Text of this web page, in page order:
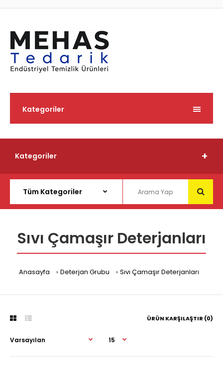
Kategoriler
Kategoriler
Sıvı Çamaşır Deterjanları
Anasayfa Deterjan Grubu Sıvı Çamaşır Deterjanları
ÜRÜN KARŞILAŞTIR (0)